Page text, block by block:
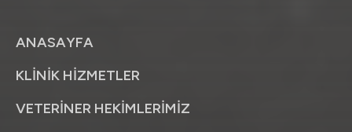
ANASAYFA
KLİNİK HİZMETLER
VETERİNER HEKİMLERİMİZ